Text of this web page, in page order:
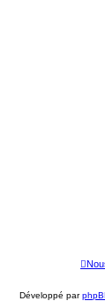
Développé par